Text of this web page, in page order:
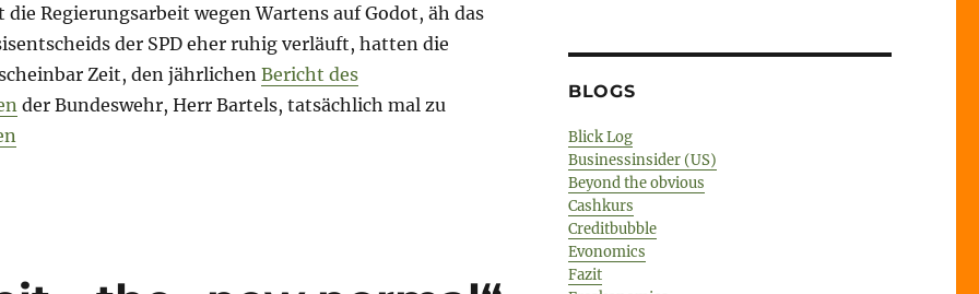
die Regierungsarbeit wegen Wartens auf Godot, äh das
der SPD eher ruhig verläuft, hatten die
Zeit, den jährlichen Bericht des
der Bundeswehr, Herr Bartels, tatsächlich mal zu
– 21. Februar 2018 – Steinhoff // Tesla // Ring of Fire“
BLOGS
Blick Log
Businessinsider (US)
Beyond the obvious
Cashkurs
Creditbubble
Evonomics
Fazit